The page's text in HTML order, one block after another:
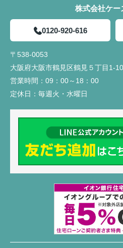
株式会社ケー
0120-920-616
〒538-0053
大阪府大阪市鶴見区鶴見５丁目1-10
営業時間： 09：00～18：00
定休日： 毎週火・水曜日